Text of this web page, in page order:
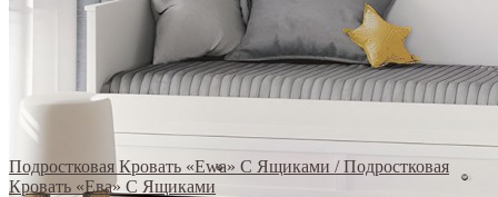
Подростковая Кровать «Ewa» С Ящиками / Подростковая
Кровать «Ева» С Ящиками